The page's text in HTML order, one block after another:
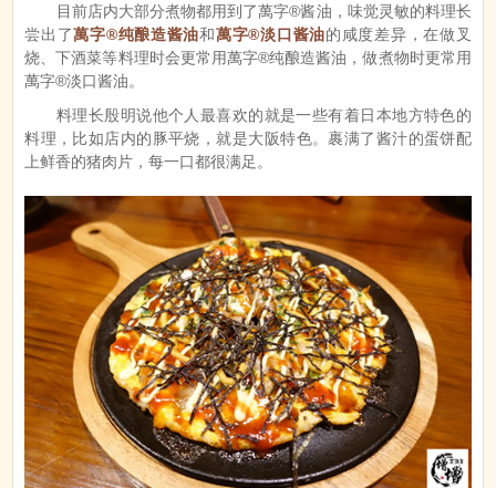
目前店内大部分煮物都用到了萬字®酱油，味觉灵敏的料理长
尝出了萬字®纯酿造酱油和萬字®淡口酱油的咸度差异，在做叉
烧、下酒菜等料理时会更常用萬字®纯酿造酱油，做煮物时更常用
萬字®淡口酱油。
料理长殷明说他个人最喜欢的就是一些有着日本地方特色的
料理，比如店内的豚平烧，就是大阪特色。裹满了酱汁的蛋饼配
上鲜香的猪肉片，每一口都很满足。